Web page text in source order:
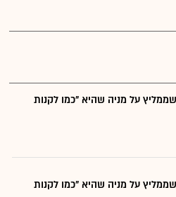
על מניה שהיא "כמו לקנות
על מניה שהיא "כמו לקנות